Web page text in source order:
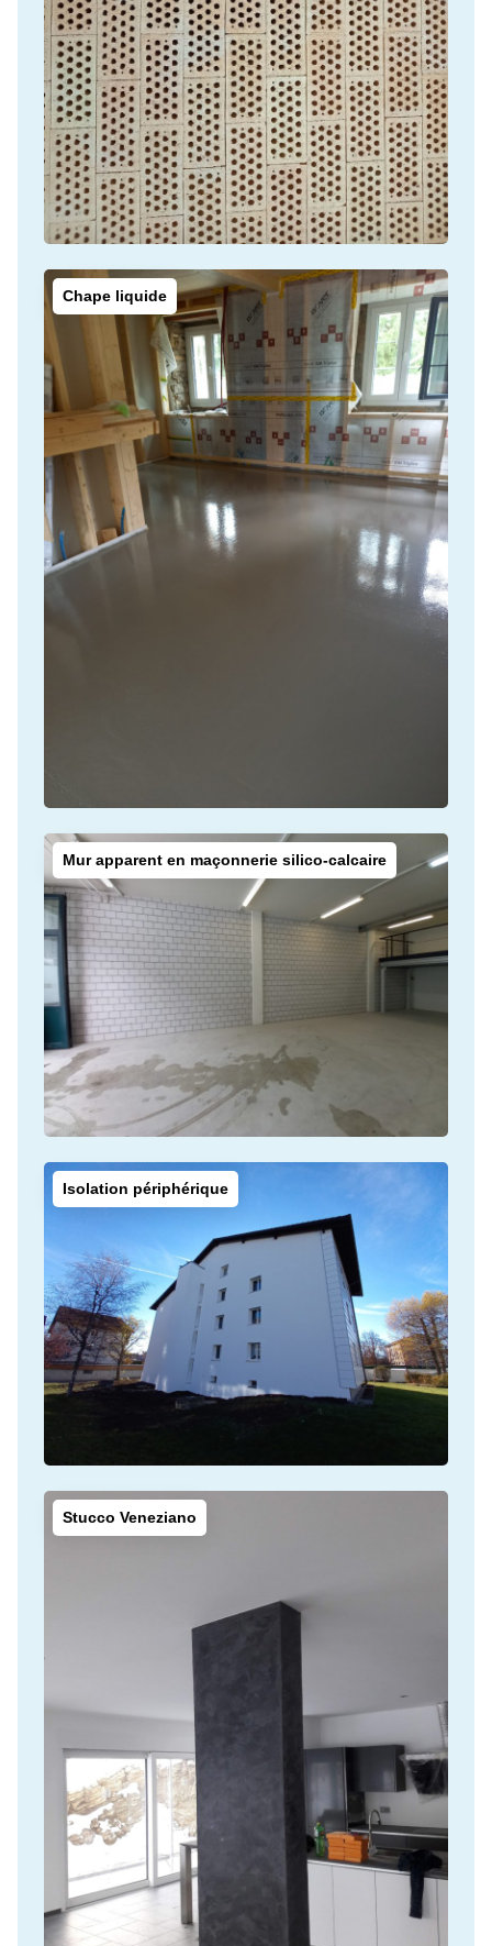
Chape liquide
Mur apparent en maçonnerie silico-calcaire
Isolation périphérique
Stucco Veneziano